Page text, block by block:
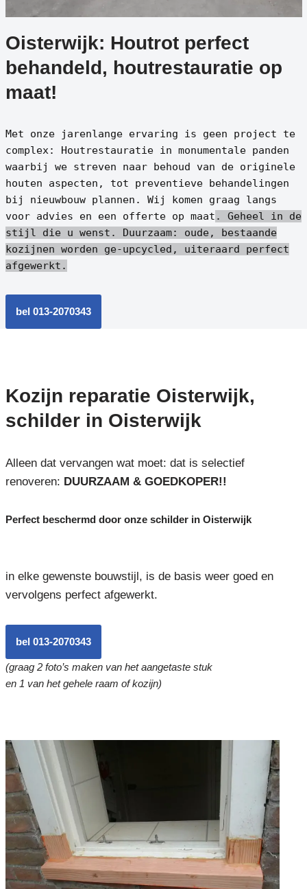
Oisterwijk: Houtrot perfect
behandeld, houtrestauratie op
maat!
Met onze jarenlange ervaring is geen project te
complex: Houtrestauratie in monumentale panden
waarbij we streven naar behoud van de originele
houten aspecten, tot preventieve behandelingen
bij nieuwbouw plannen. Wij komen graag langs
voor advies en een offerte op maat . Geheel in de
stijl die u wenst. Duurzaam: oude, bestaande
kozijnen worden ge-upcycled, uiteraard perfect
afgewerkt.
bel 013-2070343
Kozijn reparatie Oisterwijk,
schilder in Oisterwijk
Alleen dat vervangen wat moet: dat is selectief
renoveren: DUURZAAM & GOEDKOPER!!
Perfect beschermd door onze schilder in Oisterwijk
in elke gewenste bouwstijl, is de basis weer goed en
vervolgens perfect afgewerkt.
bel 013-2070343
(graag 2 foto’s maken van het aangetaste stuk
en 1 van het gehele raam of kozijn)